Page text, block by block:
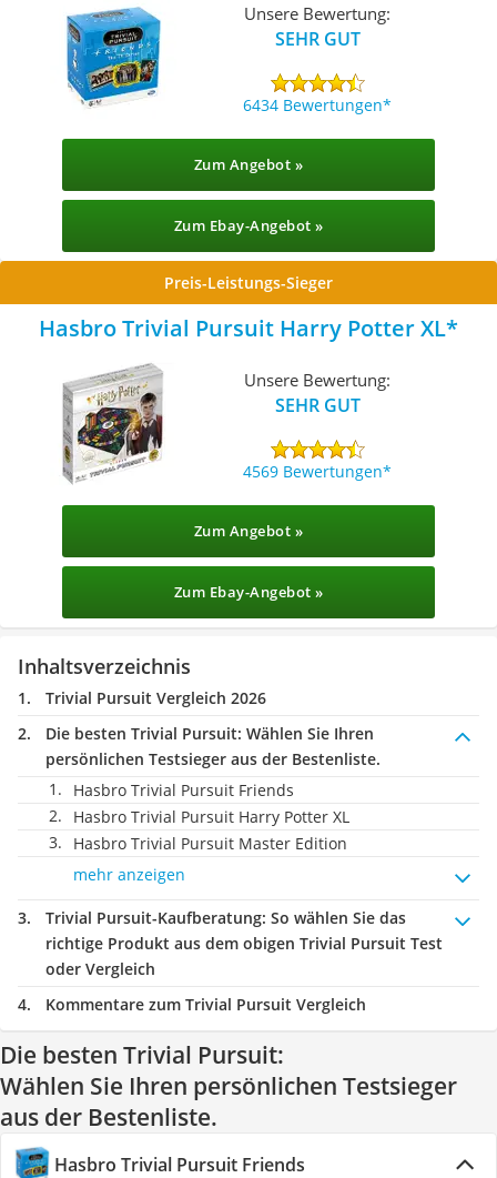
Unsere Bewertung:
SEHR GUT
6434 Bewertungen
Zum Angebot »
Zum Ebay-Angebot »
Preis-Leistungs-Sieger
Hasbro Trivial Pursuit Harry Potter XL
Unsere Bewertung:
SEHR GUT
4569 Bewertungen
Zum Angebot »
Zum Ebay-Angebot »
Inhaltsverzeichnis
Trivial Pursuit Vergleich 2026
Die besten Trivial Pursuit: Wählen Sie Ihren
persönlichen Testsieger aus der Bestenliste.
Hasbro Trivial Pursuit Friends
Hasbro Trivial Pursuit Harry Potter XL
Hasbro Trivial Pursuit Master Edition
mehr anzeigen
Trivial Pursuit-Kaufberatung: So wählen Sie das
richtige Produkt aus dem obigen Trivial Pursuit Test
oder Vergleich
Kommentare zum Trivial Pursuit Vergleich
Die besten Trivial Pursuit:
Wählen Sie Ihren persönlichen Testsieger
aus der Bestenliste.
Hasbro Trivial Pursuit Friends